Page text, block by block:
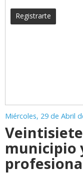
Registrarte
Miércoles, 29 de Abril
municipio